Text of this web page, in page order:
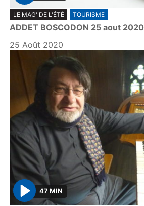
P
l
a
y
LE MAG' DE L'ÉTÉ TOURISME
ADDET BOSCODON 25 aout 2020
25 Août 2020
P
47 MIN